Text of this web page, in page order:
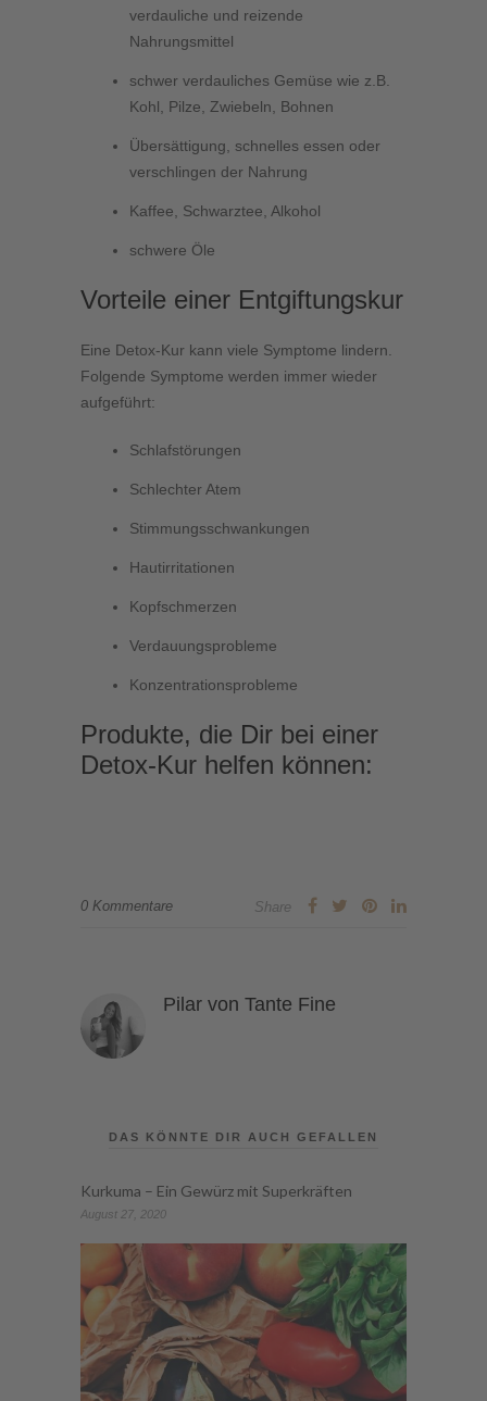
verdauliche und reizende
Nahrungsmittel
schwer verdauliches Gemüse wie z.B.
Kohl, Pilze, Zwiebeln, Bohnen
Übersättigung, schnelles essen oder
verschlingen der Nahrung
Kaffee, Schwarztee, Alkohol
schwere Öle
Vorteile einer Entgiftungskur
Eine Detox-Kur kann viele Symptome lindern.
Folgende Symptome werden immer wieder
aufgeführt:
Schlafstörungen
Schlechter Atem
Stimmungsschwankungen
Hautirritationen
Kopfschmerzen
Verdauungsprobleme
Konzentrationsprobleme
Produkte, die Dir bei einer
Detox-Kur helfen können:
0 Kommentare Share
Pilar von Tante Fine
DAS KÖNNTE DIR AUCH GEFALLEN
Kurkuma – Ein Gewürz mit Superkräften
August 27, 2020